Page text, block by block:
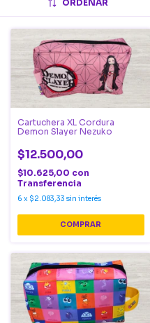
ORDENAR
Cartuchera XL Cordura
Demon Slayer Nezuko
$12.500,00
$10.625,00 con
Transferencia
6 x $2.083,33 sin interés